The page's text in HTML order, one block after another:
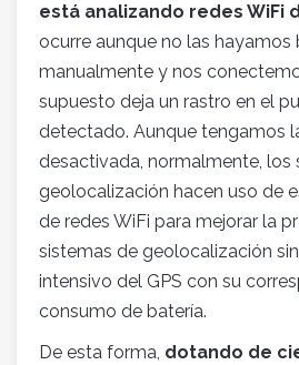
está analizando redes WiFi
ocurre aunque no las hayamos
manualmente y nos
supuesto deja un rastro en el
detectado. Aunque tengamos
desactivada, normalmente, los
geolocalización hacen uso de
de redes WiFi para mejorar la
sistemas de geolocalización
intensivo del GPS con su
consumo de batería.
De esta forma, dotando de